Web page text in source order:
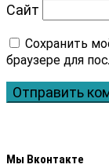
Сайт
Мы Вконтакте